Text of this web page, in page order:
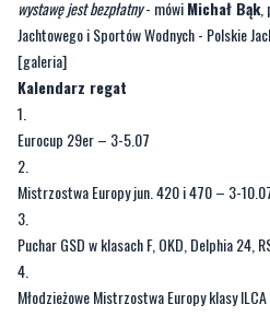
wystawę jest bezpłatny- mówiMichał Bąk,
Jachtowego i Sportów Wodnych - Polskie
[galeria]
Kalendarz regat
Eurocup 29er – 3-5.07
Mistrzostwa Europy jun. 420 i 470 – 3-
Puchar GSD w klasach F, OKD, Delphia 24,
Młodzieżowe Mistrzostwa Europy klasy